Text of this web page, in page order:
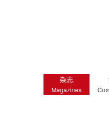
杂志
Magazines